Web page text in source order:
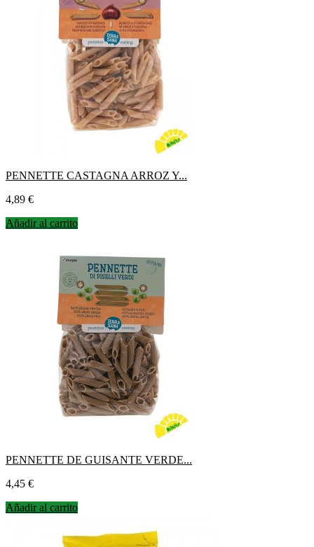
PENNETTE CASTAGNA ARROZ Y...
Precio
4,89 €
Añadir al carrito
PENNETTE DE GUISANTE VERDE...
Precio
4,45 €
Añadir al carrito